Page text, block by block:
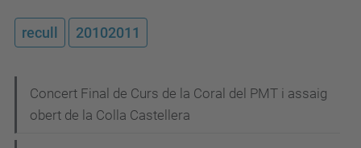
recull 20102011
Concert Final de Curs de la Coral del PMT i assaig
obert de la Colla Castellera